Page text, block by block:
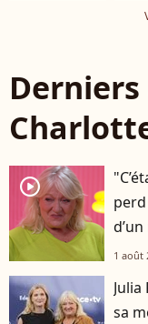
player2
1 août
sa